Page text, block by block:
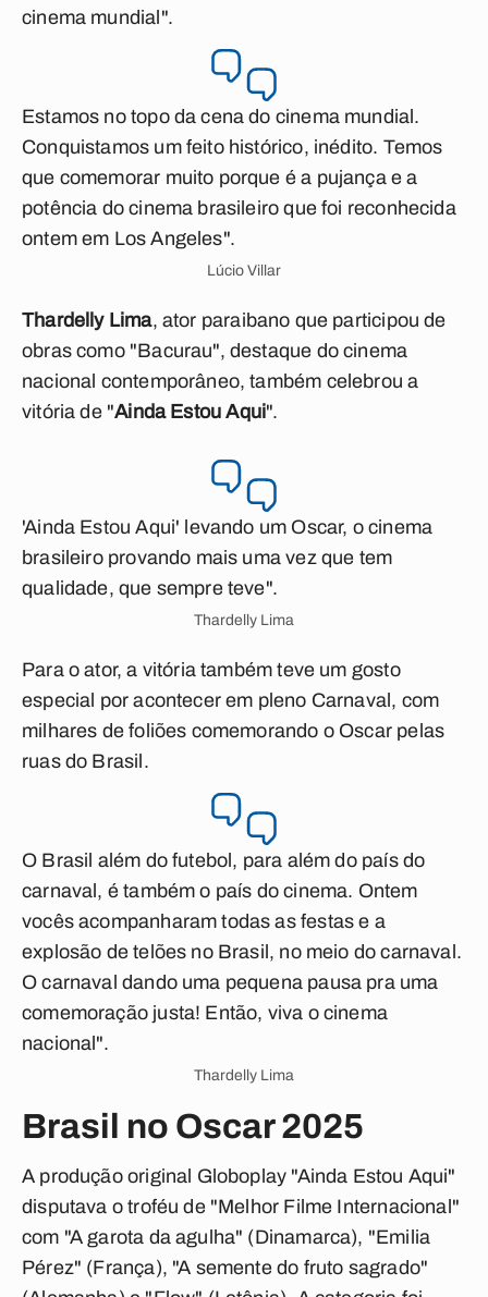
cinema mundial".
Estamos no topo da cena do cinema mundial.
Conquistamos um feito histórico, inédito. Temos
que comemorar muito porque é a pujança e a
potência do cinema brasileiro que foi reconhecida
ontem em Los Angeles".
Lúcio Villar
Thardelly Lima, ator paraibano que participou de
obras como "Bacurau", destaque do cinema
nacional contemporâneo, também celebrou a
vitória de "Ainda Estou Aqui".
'Ainda Estou Aqui' levando um Oscar, o cinema
brasileiro provando mais uma vez que tem
qualidade, que sempre teve".
Thardelly Lima
Para o ator, a vitória também teve um gosto
especial por acontecer em pleno Carnaval, com
milhares de foliões comemorando o Oscar pelas
ruas do Brasil.
O Brasil além do futebol, para além do país do
carnaval, é também o país do cinema. Ontem
vocês acompanharam todas as festas e a
explosão de telões no Brasil, no meio do carnaval.
O carnaval dando uma pequena pausa pra uma
comemoração justa! Então, viva o cinema
nacional".
Thardelly Lima
Brasil no Oscar 2025
A produção original Globoplay "Ainda Estou Aqui"
disputava o troféu de "Melhor Filme Internacional"
com "A garota da agulha" (Dinamarca), "Emilia
Pérez" (França), "A semente do fruto sagrado"